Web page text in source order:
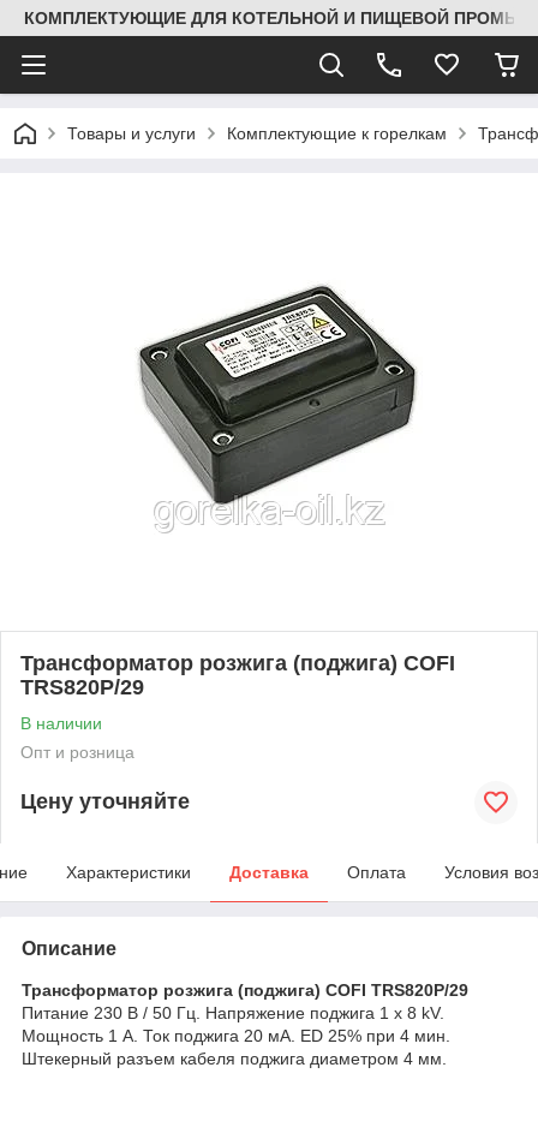
КОМПЛЕКТУЮЩИЕ ДЛЯ КОТЕЛЬНОЙ И ПИЩЕВОЙ
Товары и услуги Комплектующие к горелкам
Трансформатор розжига (поджига) COFI
TRS820P/29
В наличии
Опт и розница
Цену уточняйте
Характеристики Доставка Оплата Условия
Описание
Трансформатор розжига (поджига) COFI TRS820P/29
Питание 230 В / 50 Гц. Напряжение поджига 1 х 8 kV.
Мощность 1 А. Ток поджига 20 мА. ED 25% при 4 мин.
Штекерный разъем кабеля поджига диаметром 4 мм.